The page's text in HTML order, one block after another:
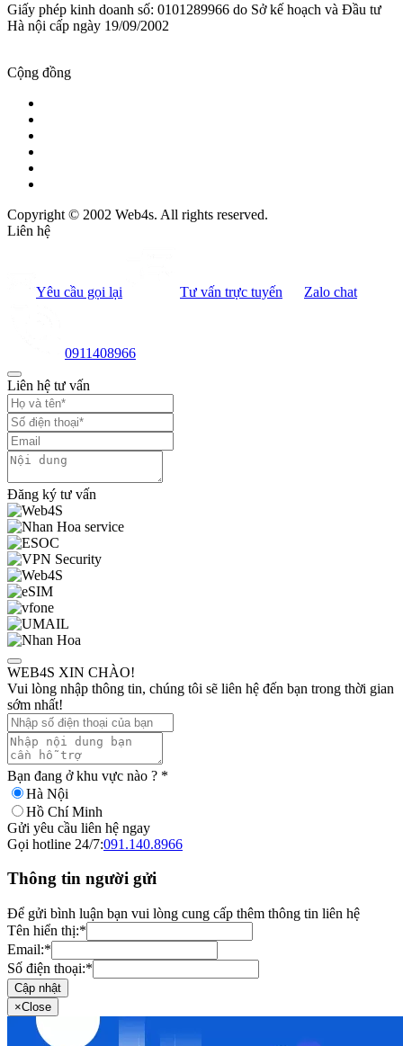
Giấy phép kinh doanh số: 0101289966 do Sở kế hoạch và Đầu tư
Hà nội cấp ngày 19/09/2002
Cộng đồng
Copyright © 2002 Web4s. All rights reserved.
Liên hệ
Yêu cầu gọi lại Tư vấn trực tuyến Zalo chat
0911408966
Liên hệ tư vấn
Đăng ký tư vấn
WEB4S XIN CHÀO!
Vui lòng nhập thông tin, chúng tôi sẽ liên hệ đến bạn trong thời gian
sớm nhất!
Bạn đang ở khu vực nào ? *
Hà Nội
Hồ Chí Minh
Gửi yêu cầu liên hệ ngay
Gọi hotline 24/7:091.140.8966
Thông tin người gửi
Để gửi bình luận bạn vui lòng cung cấp thêm thông tin liên hệ
Tên hiển thị:*
Email:*
Số điện thoại:*
Cập nhật
×Close